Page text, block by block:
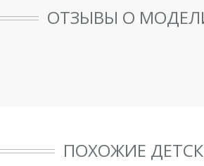
ОТЗЫВЫ О МОДЕЛИ
ПОХОЖИЕ